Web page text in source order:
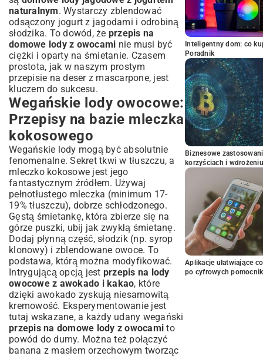
naturalnym. Wystarczy zblendować
odsączony jogurt z jagodami i odrobiną
słodzika. To dowód, że przepis na
domowe lody z owocami nie musi być
ciężki i oparty na śmietanie. Czasem
prostota, jak w naszym prostym
przepisie na deser z mascarpone, jest
kluczem do sukcesu.
Wegańskie lody owocowe:
Przepisy na bazie mleczka
kokosowego
Wegańskie lody mogą być absolutnie
fenomenalne. Sekret tkwi w tłuszczu, a
mleczko kokosowe jest jego
fantastycznym źródłem. Używaj
pełnotłustego mleczka (minimum 17-
19% tłuszczu), dobrze schłodzonego.
Gęstą śmietankę, która zbierze się na
górze puszki, ubij jak zwykłą śmietanę.
Dodaj płynną część, słodzik (np. syrop
klonowy) i zblendowane owoce. To
podstawa, którą można modyfikować.
Intrygującą opcją jest przepis na lody
owocowe z awokado i kakao, które
dzięki awokado zyskują niesamowitą
kremowość. Eksperymentowanie jest
tutaj wskazane, a każdy udany wegański
przepis na domowe lody z owocami to
powód do dumy. Można też połączyć
banana z masłem orzechowym tworząc
Inteligentny dom: co
Poradnik
Biznesowe
korzyściach i wdrożeniu
Aplikacje ułatwiające
po cyfrowych